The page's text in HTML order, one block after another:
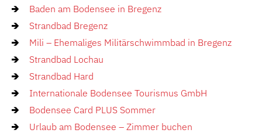
Baden am Bodensee in Bregenz
Strandbad Bregenz
Mili – Ehemaliges Militärschwimmbad in Bregenz
Strandbad Lochau
Strandbad Hard
Internationale Bodensee Tourismus GmbH
Bodensee Card PLUS Sommer
Urlaub am Bodensee – Zimmer buchen